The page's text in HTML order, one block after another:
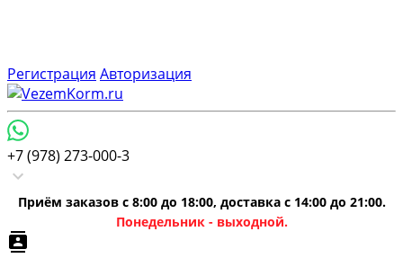
Регистрация Авторизация
+7 (978) 273-000-3
Приём заказов с 8:00 до 18:00, доставка с 14:00 до 21:00.
Понедельник - выходной.